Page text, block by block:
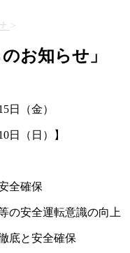
>
お知らせ」
日（金）
日（日）】
全確保
の安全運転意識の向上
底と安全確保